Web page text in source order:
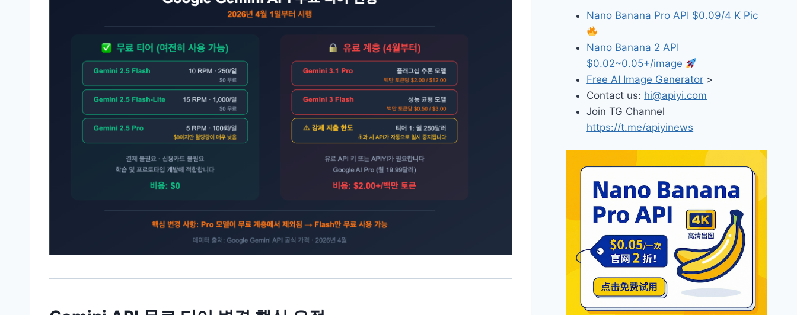
Nano Banana Pro API $0.09/4 K Pic
Nano Banana 2 API
$0.02~0.05+/image
Free AI Image Generator >
Contact us: hi@apiyi.com
Join TG Channel
https://t.me/apiyinews